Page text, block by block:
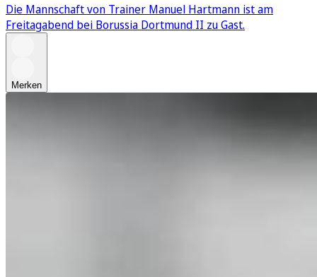
Die Mannschaft von Trainer Manuel Hartmann ist am
Freitagabend bei Borussia Dortmund II zu Gast.
Merken